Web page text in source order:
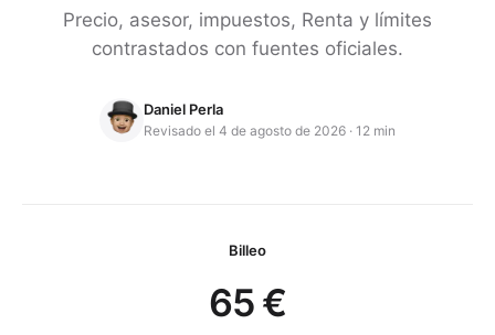
Precio, asesor, impuestos, Renta y límites
contrastados con fuentes oficiales.
Daniel Perla
Revisado el 4 de agosto de 2026 · 12 min
Billeo
65 €